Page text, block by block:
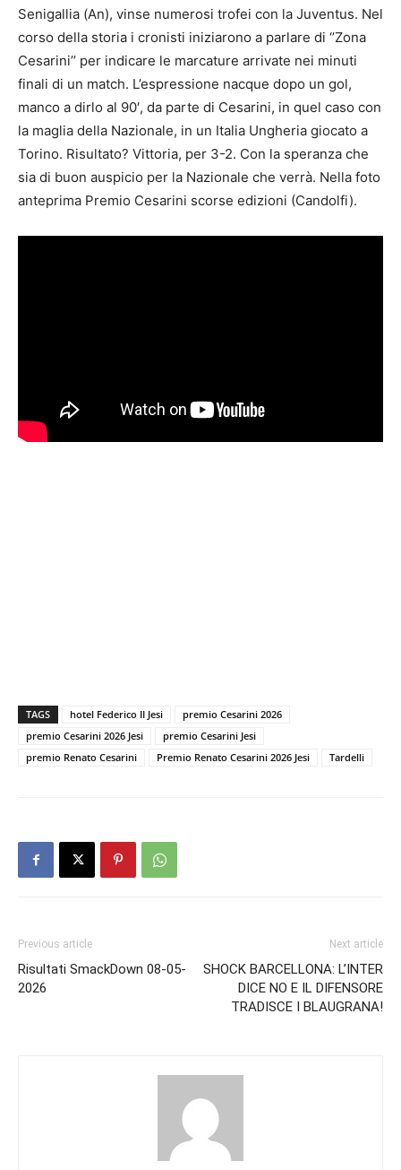
Senigallia (An), vinse numerosi trofei con la Juventus. Nel
corso della storia i cronisti iniziarono a parlare di ‘’Zona
Cesarini’’ per indicare le marcature arrivate nei minuti
finali di un match. L’espressione nacque dopo un gol,
manco a dirlo al 90′, da parte di Cesarini, in quel caso con
la maglia della Nazionale, in un Italia Ungheria giocato a
Torino. Risultato? Vittoria, per 3-2. Con la speranza che
sia di buon auspicio per la Nazionale che verrà. Nella foto
anteprima Premio Cesarini scorse edizioni (Candolfi).
TAGS hotel Federico II Jesi
premio Cesarini 2026
premio Cesarini 2026 Jesi
premio Cesarini Jesi
premio Renato Cesarini
Premio Renato Cesarini 2026 Jesi Tardelli
Previous article
Risultati SmackDown 08-05-
2026
Next article
SHOCK BARCELLONA: L’INTER
DICE NO E IL DIFENSORE
TRADISCE I BLAUGRANA!